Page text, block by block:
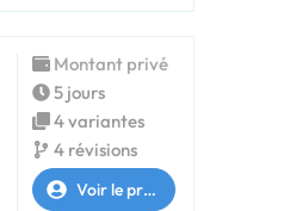
Montant privé
5 jours
4 variantes
4 révisions
Voir le profil